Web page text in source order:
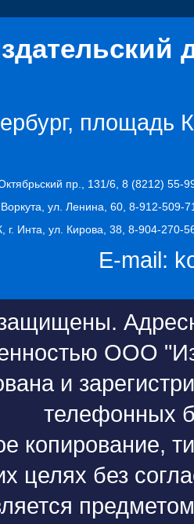
площадь
пр., 131/6, 8 (8212) 55-
Воркута, ул. Ленина, 60, 8-912-509-
г. Инта, ул. Кирова, 38, 8-904-270-
E-mail:
ООО
и
телефонных
копирование,
целях без